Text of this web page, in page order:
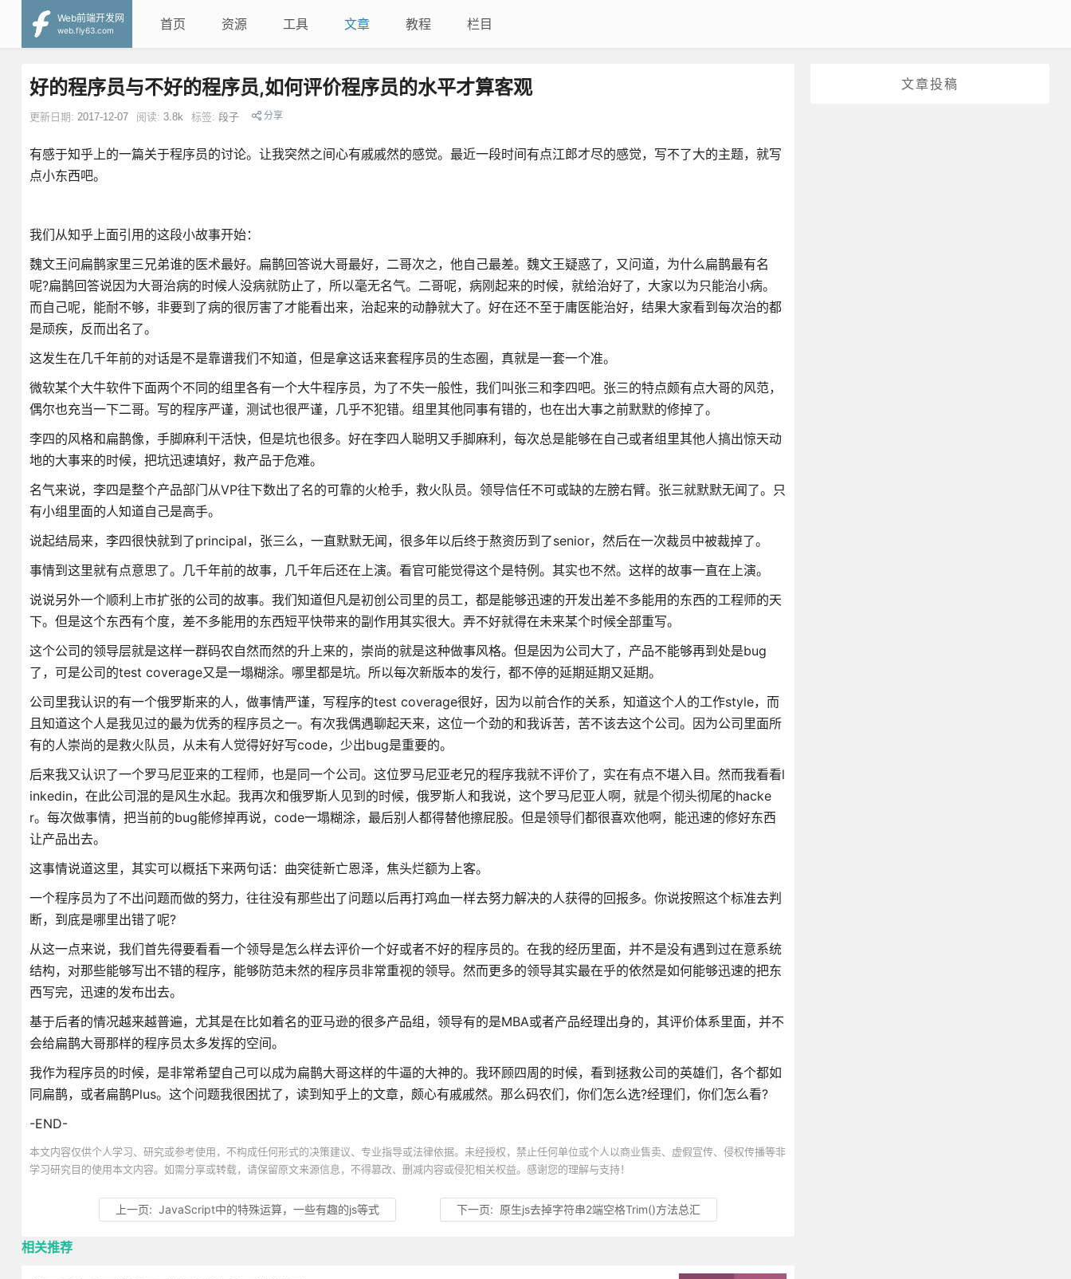
Web前端开发网
web.fly63.com
首页 资源 工具 文章 教程 栏目
文章投稿
好的程序员与不好的程序员,如何评价程序员的水平才算客观
更新日期: 2017-12-07 阅读: 3.8k 标签: 段子 分享
有感于知乎上的一篇关于程序员的讨论。让我突然之间心有戚戚然的感觉。最近一段时间有点江郎才尽的感觉，写不了大的主题，就写
点小东西吧。
我们从知乎上面引用的这段小故事开始：
魏文王问扁鹊家里三兄弟谁的医术最好。扁鹊回答说大哥最好，二哥次之，他自己最差。魏文王疑惑了，又问道，为什么扁鹊最有名
呢?扁鹊回答说因为大哥治病的时候人没病就防止了，所以毫无名气。二哥呢，病刚起来的时候，就给治好了，大家以为只能治小病。
而自己呢，能耐不够，非要到了病的很厉害了才能看出来，治起来的动静就大了。好在还不至于庸医能治好，结果大家看到每次治的都
是顽疾，反而出名了。
这发生在几千年前的对话是不是靠谱我们不知道，但是拿这话来套程序员的生态圈，真就是一套一个准。
微软某个大牛软件下面两个不同的组里各有一个大牛程序员，为了不失一般性，我们叫张三和李四吧。张三的特点颇有点大哥的风范，
偶尔也充当一下二哥。写的程序严谨，测试也很严谨，几乎不犯错。组里其他同事有错的，也在出大事之前默默的修掉了。
李四的风格和扁鹊像，手脚麻利干活快，但是坑也很多。好在李四人聪明又手脚麻利，每次总是能够在自己或者组里其他人搞出惊天动
地的大事来的时候，把坑迅速填好，救产品于危难。
名气来说，李四是整个产品部门从VP往下数出了名的可靠的火枪手，救火队员。领导信任不可或缺的左膀右臂。张三就默默无闻了。只
有小组里面的人知道自己是高手。
说起结局来，李四很快就到了principal，张三么，一直默默无闻，很多年以后终于熬资历到了senior，然后在一次裁员中被裁掉了。
事情到这里就有点意思了。几千年前的故事，几千年后还在上演。看官可能觉得这个是特例。其实也不然。这样的故事一直在上演。
说说另外一个顺利上市扩张的公司的故事。我们知道但凡是初创公司里的员工，都是能够迅速的开发出差不多能用的东西的工程师的天
下。但是这个东西有个度，差不多能用的东西短平快带来的副作用其实很大。弄不好就得在未来某个时候全部重写。
这个公司的领导层就是这样一群码农自然而然的升上来的，崇尚的就是这种做事风格。但是因为公司大了，产品不能够再到处是bug
了，可是公司的test coverage又是一塌糊涂。哪里都是坑。所以每次新版本的发行，都不停的延期延期又延期。
公司里我认识的有一个俄罗斯来的人，做事情严谨，写程序的test coverage很好，因为以前合作的关系，知道这个人的工作style，而
且知道这个人是我见过的最为优秀的程序员之一。有次我偶遇聊起天来，这位一个劲的和我诉苦，苦不该去这个公司。因为公司里面所
有的人崇尚的是救火队员，从未有人觉得好好写code，少出bug是重要的。
后来我又认识了一个罗马尼亚来的工程师，也是同一个公司。这位罗马尼亚老兄的程序我就不评价了，实在有点不堪入目。然而我看看l
inkedin，在此公司混的是风生水起。我再次和俄罗斯人见到的时候，俄罗斯人和我说，这个罗马尼亚人啊，就是个彻头彻尾的hacke
r。每次做事情，把当前的bug能修掉再说，code一塌糊涂，最后别人都得替他擦屁股。但是领导们都很喜欢他啊，能迅速的修好东西
让产品出去。
这事情说道这里，其实可以概括下来两句话：曲突徒新亡恩泽，焦头烂额为上客。
一个程序员为了不出问题而做的努力，往往没有那些出了问题以后再打鸡血一样去努力解决的人获得的回报多。你说按照这个标准去判
断，到底是哪里出错了呢?
从这一点来说，我们首先得要看看一个领导是怎么样去评价一个好或者不好的程序员的。在我的经历里面，并不是没有遇到过在意系统
结构，对那些能够写出不错的程序，能够防范未然的程序员非常重视的领导。然而更多的领导其实最在乎的依然是如何能够迅速的把东
西写完，迅速的发布出去。
基于后者的情况越来越普遍，尤其是在比如着名的亚马逊的很多产品组，领导有的是MBA或者产品经理出身的，其评价体系里面，并不
会给扁鹊大哥那样的程序员太多发挥的空间。
我作为程序员的时候，是非常希望自己可以成为扁鹊大哥这样的牛逼的大神的。我环顾四周的时候，看到拯救公司的英雄们，各个都如
同扁鹊，或者扁鹊Plus。这个问题我很困扰了，读到知乎上的文章，颇心有戚戚然。那么码农们，你们怎么选?经理们，你们怎么看?
-END-
本文内容仅供个人学习、研究或参考使用，不构成任何形式的决策建议、专业指导或法律依据。未经授权，禁止任何单位或个人以商业售卖、虚假宣传、侵权传播等非
学习研究目的使用本文内容。如需分享或转载，请保留原文来源信息，不得篡改、删减内容或侵犯相关权益。感谢您的理解与支持！
上一页: JavaScript中的特殊运算，一些有趣的js等式 下一页: 原生js去掉字符串2端空格Trim()方法总汇
相关推荐